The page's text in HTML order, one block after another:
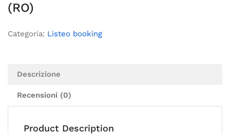
(RO)
Categoria: Listeo booking
Descrizione
Recensioni (0)
Product Description